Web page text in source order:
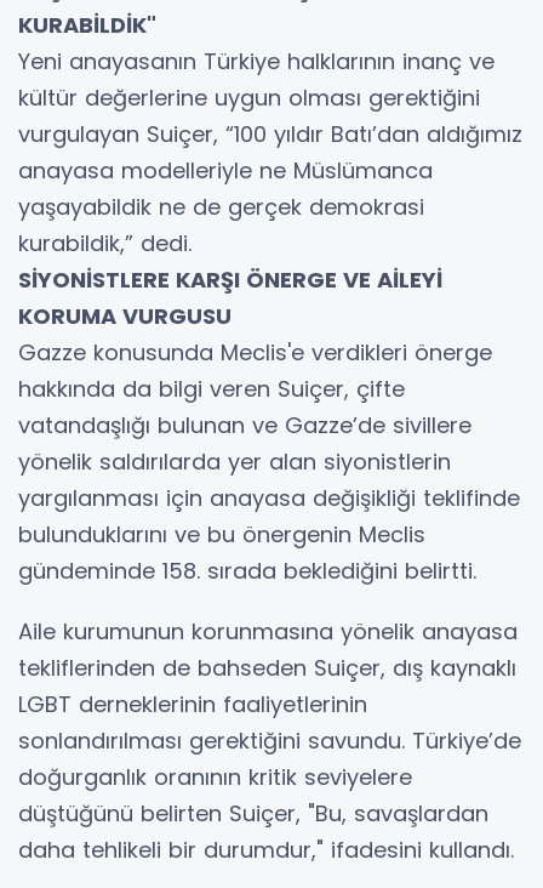
KURABİLDİK"
Yeni anayasanın Türkiye halklarının inanç ve
kültür değerlerine uygun olması gerektiğini
vurgulayan Suiçer, “100 yıldır Batı’dan aldığımız
anayasa modelleriyle ne Müslümanca
yaşayabildik ne de gerçek demokrasi
kurabildik,” dedi.
SİYONİSTLERE KARŞI ÖNERGE VE AİLEYİ
KORUMA VURGUSU
Gazze konusunda Meclis'e verdikleri önerge
hakkında da bilgi veren Suiçer, çifte
vatandaşlığı bulunan ve Gazze’de sivillere
yönelik saldırılarda yer alan siyonistlerin
yargılanması için anayasa değişikliği teklifinde
bulunduklarını ve bu önergenin Meclis
gündeminde 158. sırada beklediğini belirtti.
Aile kurumunun korunmasına yönelik anayasa
tekliflerinden de bahseden Suiçer, dış kaynaklı
LGBT derneklerinin faaliyetlerinin
sonlandırılması gerektiğini savundu. Türkiye’de
doğurganlık oranının kritik seviyelere
düştüğünü belirten Suiçer, "Bu, savaşlardan
daha tehlikeli bir durumdur," ifadesini kullandı.